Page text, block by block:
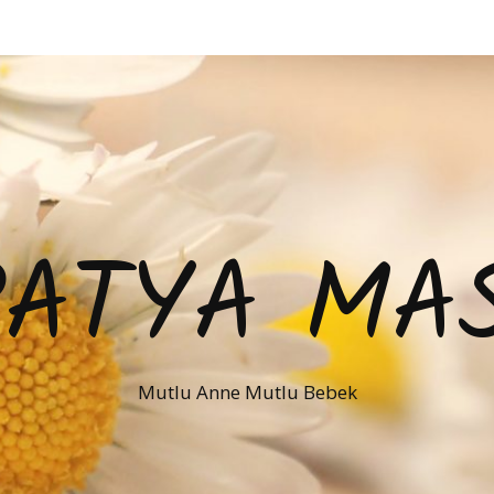
Mutlu Anne Mutlu Bebek